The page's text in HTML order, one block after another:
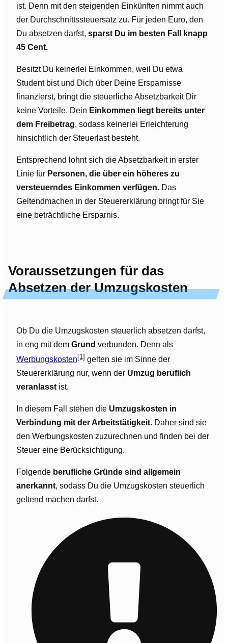
ist. Denn mit den steigenden Einkünften nimmt auch
der Durchschnittssteuersatz zu. Für jeden Euro, den
Du absetzen darfst, sparst Du im besten Fall knapp
45 Cent.
Besitzt Du keinerlei Einkommen, weil Du etwa
Student bist und Dich über Deine Ersparnisse
finanzierst, bringt die steuerliche Absetzbarkeit Dir
keine Vorteile. Dein Einkommen liegt bereits unter
dem Freibetrag, sodass keinerlei Erleichterung
hinsichtlich der Steuerlast besteht.
Entsprechend lohnt sich die Absetzbarkeit in erster
Linie für Personen, die über ein höheres zu
versteuerndes Einkommen verfügen. Das
Geltendmachen in der Steuererklärung bringt für Sie
eine beträchtliche Ersparnis.
Voraussetzungen für das
Absetzen der Umzugskosten
Ob Du die Umzugskosten steuerlich absetzen darfst,
in eng mit dem Grund verbunden. Denn als
Werbungskosten [1] gelten sie im Sinne der
Steuererklärung nur, wenn der Umzug beruflich
veranlasstist.
In diesem Fall stehen die Umzugskosten in
Verbindung mit der Arbeitstätigkeit. Daher sind sie
den Werbungskosten zuzurechnen und finden bei der
Steuer eine Berücksichtigung.
Folgende berufliche Gründe sind allgemein
anerkannt, sodass Du die Umzugskosten steuerlich
geltend machen darfst.